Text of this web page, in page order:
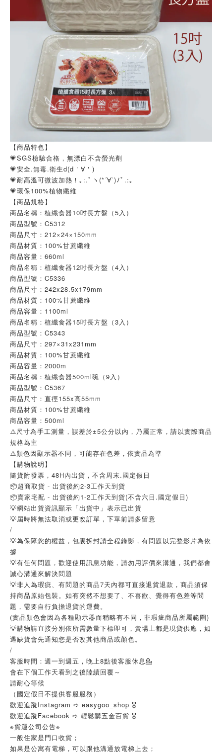
【商品特色】
💗SGS檢驗合格，無漂白不含螢光劑
💗安全.無毒.衛生d(d＇∀＇)
💗耐高溫可微波加熱！｡:.ﾟヽ(*´∀`)ﾉﾟ.:｡
💗環保100%植物纖維
【商品規格】
商品名稱：植纖食器10吋長方盤（5入）
商品型號：C5312
商品尺寸：212×24×150mm
商品材質：100%甘蔗纖維
商品容量：660ml
商品名稱：植纖食器12吋長方盤（4入）
商品型號：C5336
商品尺寸：242x28.5x179mm
商品材質：100%甘蔗纖維
商品容量：1100ml
商品名稱：植纖食器15吋長方盤（3入）
商品型號：C5343
商品尺寸：297×31x231mm
商品材質：100%甘蔗纖維
商品容量：2000m
商品名稱：植纖食器500ml碗（9入）
商品型號：C5367
商品尺寸：直徑155x高55mm
商品材質：100%甘蔗纖維
商品容量：500ml
⚠️尺寸為手工測量，誤差於±5公分以內，乃屬正常，請以實際商品
規格為主
⚠️顏色因顯示器不同，可能存在色差，依實品為準
【購物說明】
隨貨附發票，48H內出貨，不含周末.國定假日
📦超商取貨 - 出貨後約2-3工作天到貨
📦賣家宅配 - 出貨後約1-2工作天到貨(不含六日.國定假日)
💡網站出貨資訊顯示「出貨中」表示已出貨
💡屆時將無法取消或更改訂單，下單前請多留意
/
💡為保障您的權益，包裹拆封請全程錄影，有問題以完整影片為依
據
💡有任何問題，歡迎使用訊息功能，請勿用評價來溝通，我們都會
誠心溝通來解決問題
💡非人為瑕疵、有問題的商品7天內都可直接退貨退款，商品須保
持商品原始包裝。如有突然不想要了、不喜歡、覺得有色差等問
題，需要自行負擔退貨的運費。
(實品顏色會因為各種顯示器而稍略有不同，非瑕疵商品所屬範圍)
💡購物請直接分別依所需數量下標即可，賣場上都是現貨供應，如
遇缺貨會先通知您是否改其他商品或顏色。
/
客服時間：週一到週五，晚上8點後客服休息💁
會在下個工作天看到之後陸續回覆～
請耐心等候
（國定假日不提供客服服務）
歡迎追蹤Instagram ➪ easygoo_shop 🎖
歡迎追蹤Facebook ➪ 輕鬆購五金百貨 🎖
※貨運公司公告※
一般住家是門口收貨；
如果是公寓有電梯，可以跟他溝通放電梯上去；